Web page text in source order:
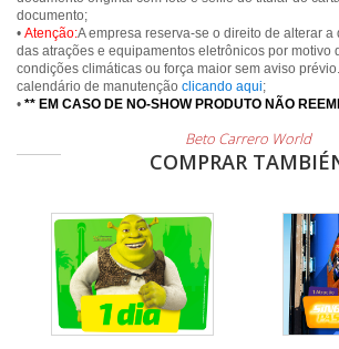
documento;
• Atenção:A empresa reserva-se o direito de alterar
das atrações e equipamentos eletrônicos por motivo
condições climáticas ou força maior sem aviso
calendário de manutenção clicando aqui;
• ** EM CASO DE NO-SHOW PRODUTO NÃO
Beto Carrero World
COMPRAR